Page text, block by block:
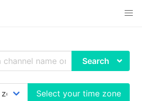
Search
Select your time zone